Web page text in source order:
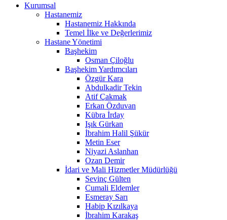
Kurumsal
Hastanemiz
Hastanemiz Hakkında
Temel İlke ve Değerlerimiz
Hastane Yönetimi
Başhekim
Osman Çiloğlu
Başhekim Yardımcıları
Özgür Kara
Abdulkadir Tekin
Atif Çakmak
Erkan Özduvan
Kübra İrday
Işık Gürkan
İbrahim Halil Şükür
Metin Eser
Niyazi Aslanhan
Ozan Demir
İdari ve Mali Hizmetler Müdürlüğü
Sevinç Gülten
Cumali Eldemler
Esmeray Sarı
Habip Kızılkaya
İbrahim Karakaş